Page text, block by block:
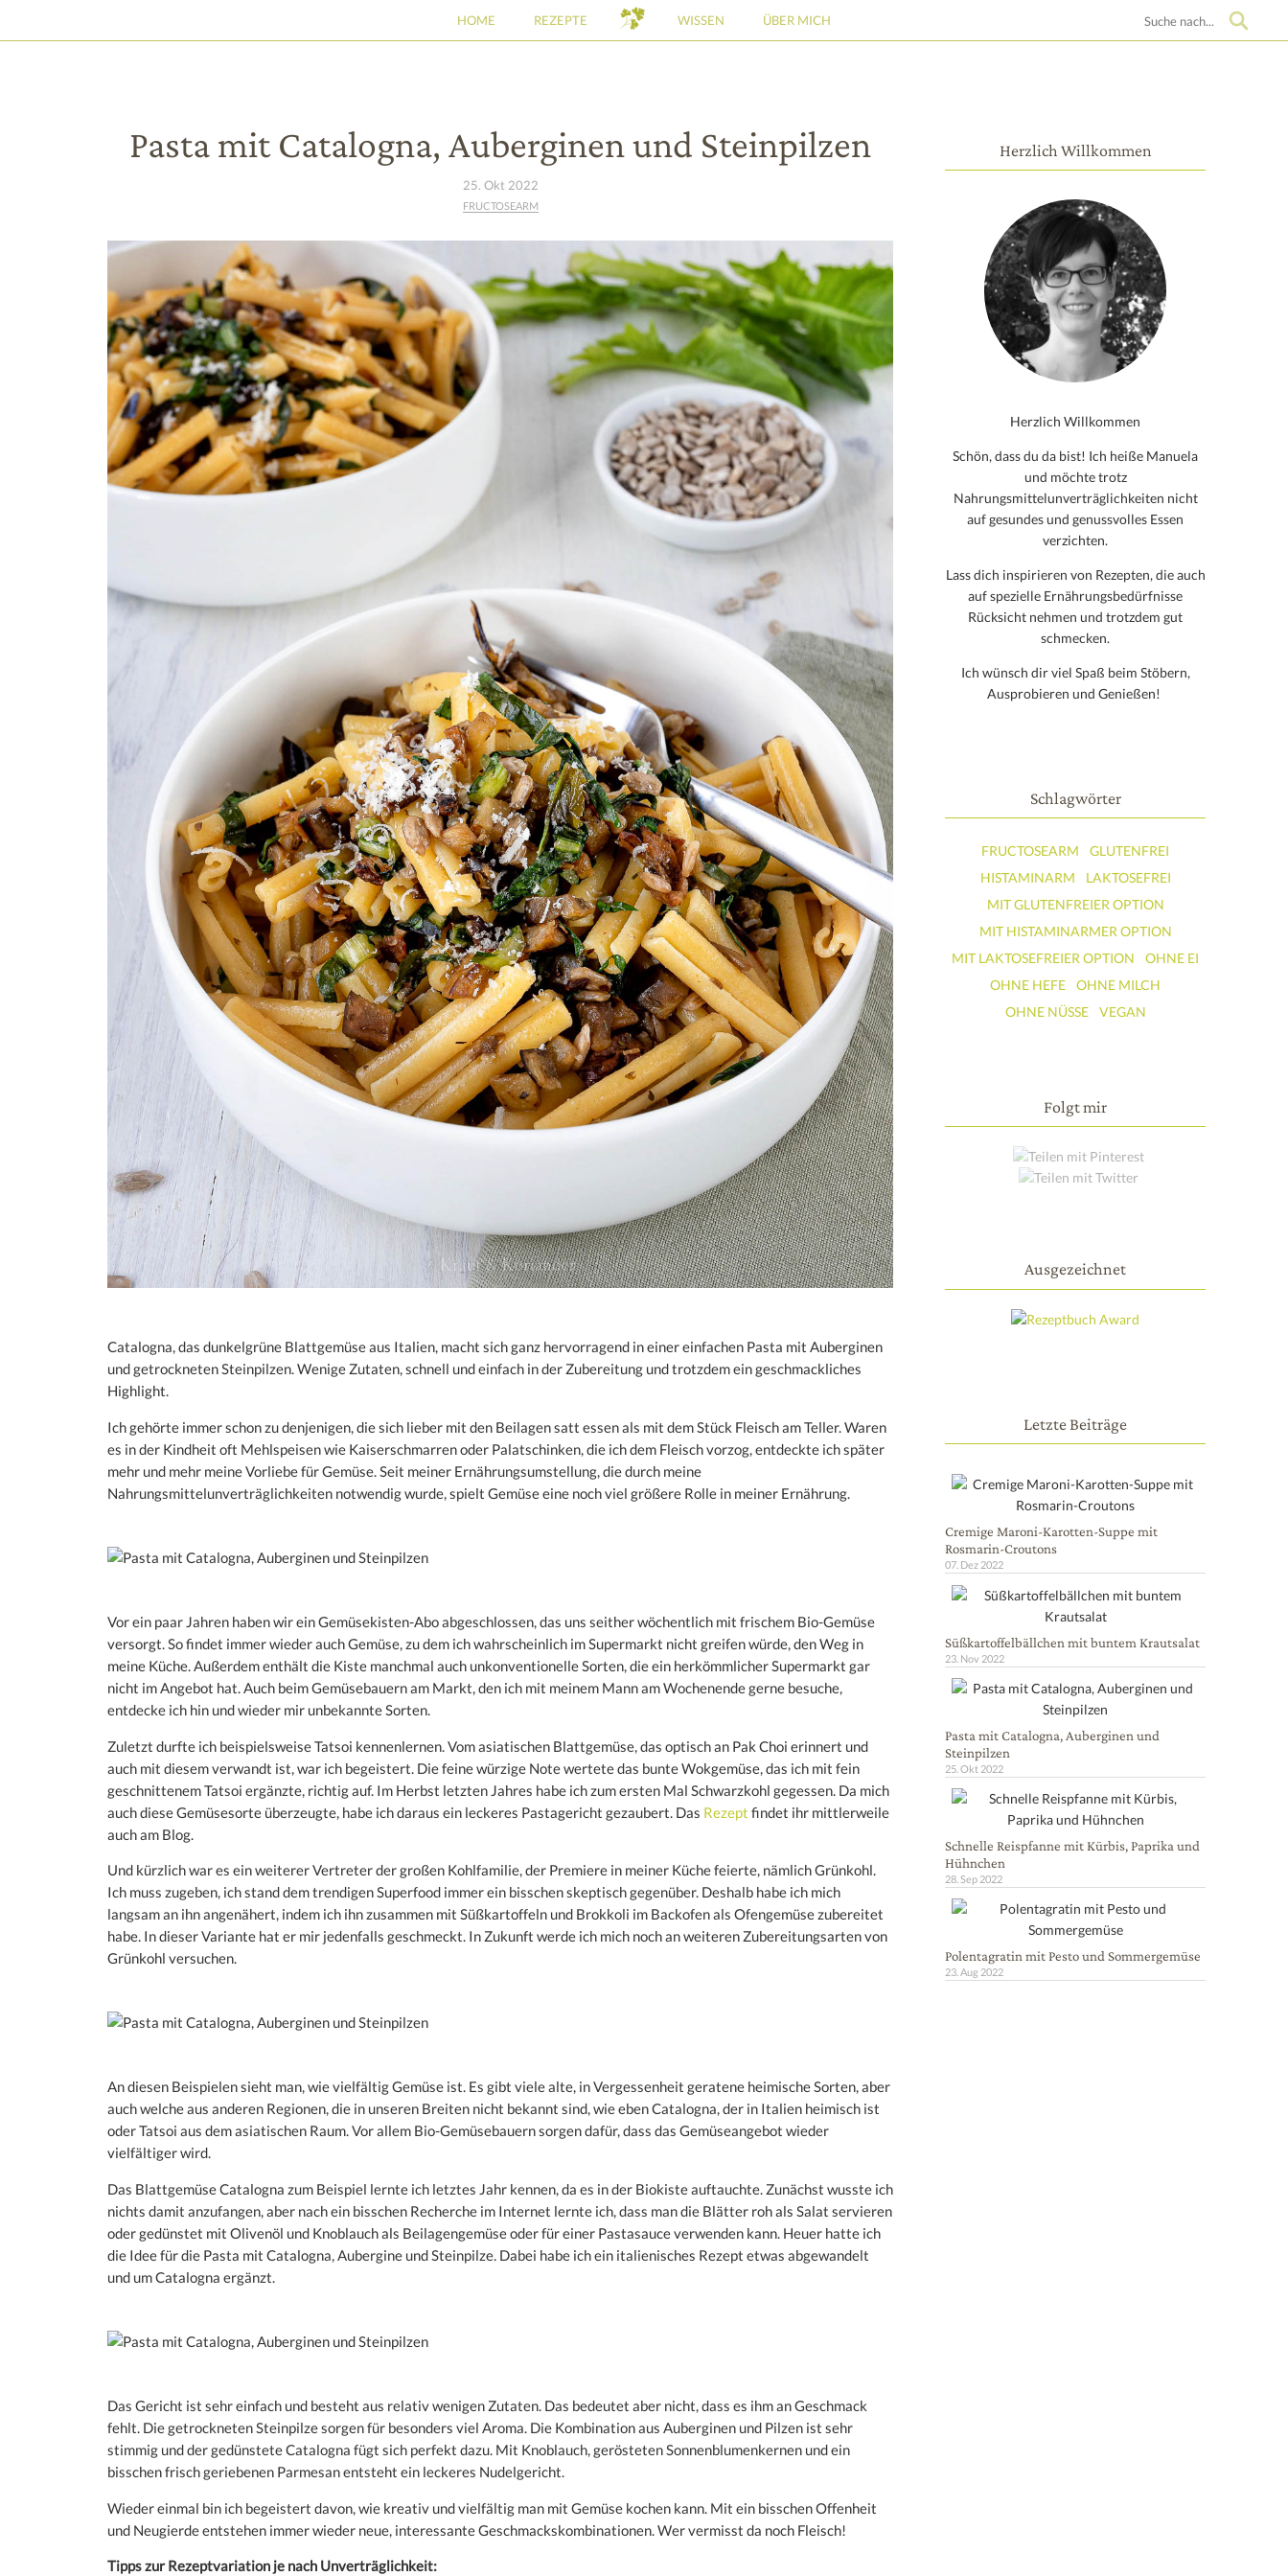
HAUPTNAVIGATION
HOME REZEPTE WISSEN ÜBER MICH Suche
Pasta mit Catalogna, Auberginen und Steinpilzen
25. Okt 2022
FRUCTOSEARM
Catalogna, das dunkelgrüne Blattgemüse aus Italien, macht sich ganz hervorragend in einer einfachen Pasta mit Auberginen
und getrockneten Steinpilzen. Wenige Zutaten, schnell und einfach in der Zubereitung und trotzdem ein geschmackliches
Highlight.
Ich gehörte immer schon zu denjenigen, die sich lieber mit den Beilagen satt essen als mit dem Stück Fleisch am Teller. Waren
es in der Kindheit oft Mehlspeisen wie Kaiserschmarren oder Palatschinken, die ich dem Fleisch vorzog, entdeckte ich später
mehr und mehr meine Vorliebe für Gemüse. Seit meiner Ernährungsumstellung, die durch meine
Nahrungsmittelunverträglichkeiten notwendig wurde, spielt Gemüse eine noch viel größere Rolle in meiner Ernährung.
Vor ein paar Jahren haben wir ein Gemüsekisten-Abo abgeschlossen, das uns seither wöchentlich mit frischem Bio-Gemüse
versorgt. So findet immer wieder auch Gemüse, zu dem ich wahrscheinlich im Supermarkt nicht greifen würde, den Weg in
meine Küche. Außerdem enthält die Kiste manchmal auch unkonventionelle Sorten, die ein herkömmlicher Supermarkt gar
nicht im Angebot hat. Auch beim Gemüsebauern am Markt, den ich mit meinem Mann am Wochenende gerne besuche,
entdecke ich hin und wieder mir unbekannte Sorten.
Zuletzt durfte ich beispielsweise Tatsoi kennenlernen. Vom asiatischen Blattgemüse, das optisch an Pak Choi erinnert und
auch mit diesem verwandt ist, war ich begeistert. Die feine würzige Note wertete das bunte Wokgemüse, das ich mit fein
geschnittenem Tatsoi ergänzte, richtig auf. Im Herbst letzten Jahres habe ich zum ersten Mal Schwarzkohl gegessen. Da mich
auch diese Gemüsesorte überzeugte, habe ich daraus ein leckeres Pastagericht gezaubert. Das Rezept findet ihr mittlerweile
auch am Blog.
Und kürzlich war es ein weiterer Vertreter der großen Kohlfamilie, der Premiere in meiner Küche feierte, nämlich Grünkohl.
Ich muss zugeben, ich stand dem trendigen Superfood immer ein bisschen skeptisch gegenüber. Deshalb habe ich mich
langsam an ihn angenähert, indem ich ihn zusammen mit Süßkartoffeln und Brokkoli im Backofen als Ofengemüse zubereitet
habe. In dieser Variante hat er mir jedenfalls geschmeckt. In Zukunft werde ich mich noch an weiteren Zubereitungsarten von
Grünkohl versuchen.
An diesen Beispielen sieht man, wie vielfältig Gemüse ist. Es gibt viele alte, in Vergessenheit geratene heimische Sorten, aber
auch welche aus anderen Regionen, die in unseren Breiten nicht bekannt sind, wie eben Catalogna, der in Italien heimisch ist
oder Tatsoi aus dem asiatischen Raum. Vor allem Bio-Gemüsebauern sorgen dafür, dass das Gemüseangebot wieder
vielfältiger wird.
Das Blattgemüse Catalogna zum Beispiel lernte ich letztes Jahr kennen, da es in der Biokiste auftauchte. Zunächst wusste ich
nichts damit anzufangen, aber nach ein bisschen Recherche im Internet lernte ich, dass man die Blätter roh als Salat servieren
oder gedünstet mit Olivenöl und Knoblauch als Beilagengemüse oder für einer Pastasauce verwenden kann. Heuer hatte ich
die Idee für die Pasta mit Catalogna, Aubergine und Steinpilze. Dabei habe ich ein italienisches Rezept etwas abgewandelt
und um Catalogna ergänzt.
Das Gericht ist sehr einfach und besteht aus relativ wenigen Zutaten. Das bedeutet aber nicht, dass es ihm an Geschmack
fehlt. Die getrockneten Steinpilze sorgen für besonders viel Aroma. Die Kombination aus Auberginen und Pilzen ist sehr
stimmig und der gedünstete Catalogna fügt sich perfekt dazu. Mit Knoblauch, gerösteten Sonnenblumenkernen und ein
bisschen frisch geriebenen Parmesan entsteht ein leckeres Nudelgericht.
Wieder einmal bin ich begeistert davon, wie kreativ und vielfältig man mit Gemüse kochen kann. Mit ein bisschen Offenheit
und Neugierde entstehen immer wieder neue, interessante Geschmackskombinationen. Wer vermisst da noch Fleisch!
Tipps zur Rezeptvariation je nach Unverträglichkeit:
Herzlich Willkommen
Herzlich Willkommen
Schön, dass du da bist! Ich heiße Manuela
und möchte trotz
Nahrungsmittelunverträglichkeiten nicht
auf gesundes und genussvolles Essen
verzichten.
Lass dich inspirieren von Rezepten, die auch
auf spezielle Ernährungsbedürfnisse
Rücksicht nehmen und trotzdem gut
schmecken.
Ich wünsch dir viel Spaß beim Stöbern,
Ausprobieren und Genießen!
Schlagwörter
FRUCTOSEARM
GLUTENFREI
HISTAMINARM
LAKTOSEFREI
MIT GLUTENFREIER OPTION
MIT HISTAMINARMER OPTION
MIT LAKTOSEFREIER OPTION
OHNE EI
OHNE HEFE
OHNE MILCH
OHNE NÜSSE
VEGAN
Folgt mir
Ausgezeichnet
Letzte Beiträge
Cremige Maroni-Karotten-Suppe mit
Rosmarin-Croutons
07. Dez 2022
Süßkartoffelbällchen mit buntem Krautsalat
23. Nov 2022
Pasta mit Catalogna, Auberginen und
Steinpilzen
25. Okt 2022
Schnelle Reispfanne mit Kürbis, Paprika und
Hühnchen
28. Sep 2022
Polentagratin mit Pesto und Sommergemüse
23. Aug 2022